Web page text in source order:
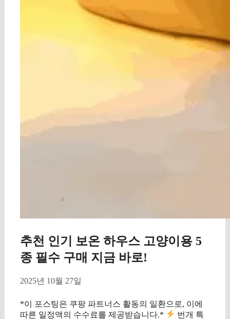
추천 인기 보온 하우스 고양이용 5
종 필수 구매 지금 바로!
2025년 10월 27일
*이 포스팅은 쿠팡 파트너스 활동의 일환으로, 이에
따른 일정액의 수수료를 제공받습니다.*
번개 특